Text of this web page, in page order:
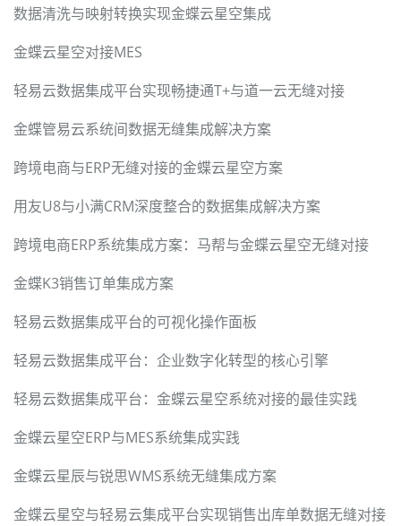
数据清洗与映射转换实现金蝶云星空集成
金蝶云星空对接MES
轻易云数据集成平台实现畅捷通T+与道一云无缝对接
金蝶管易云系统间数据无缝集成解决方案
跨境电商与ERP无缝对接的金蝶云星空方案
用友U8与小满CRM深度整合的数据集成解决方案
跨境电商ERP系统集成方案：马帮与金蝶云星空无缝对接
金蝶K3销售订单集成方案
轻易云数据集成平台的可视化操作面板
轻易云数据集成平台：企业数字化转型的核心引擎
轻易云数据集成平台：金蝶云星空系统对接的最佳实践
金蝶云星空ERP与MES系统集成实践
金蝶云星辰与锐思WMS系统无缝集成方案
金蝶云星空与轻易云集成平台实现销售出库单数据无缝对接